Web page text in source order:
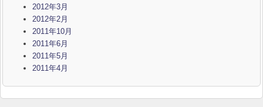
2012年3月
2012年2月
2011年10月
2011年6月
2011年5月
2011年4月